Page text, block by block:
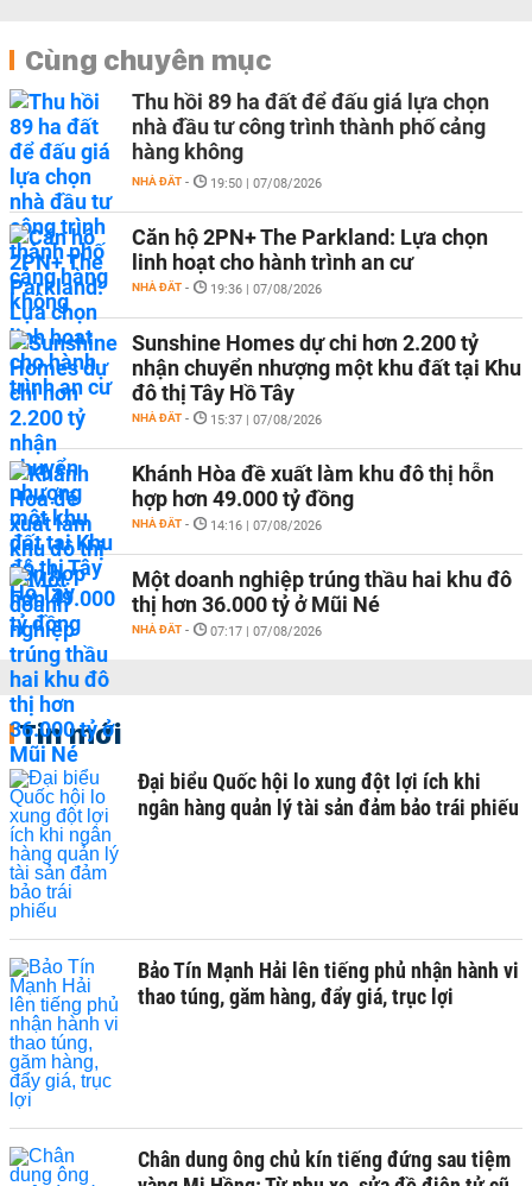
Cùng chuyên mục
Thu hồi 89 ha đất để đấu giá lựa chọn
nhà đầu tư công trình thành phố cảng
hàng không
NHÀ ĐẤT - 19:50 | 07/08/2026
Căn hộ 2PN+ The Parkland: Lựa chọn
linh hoạt cho hành trình an cư
NHÀ ĐẤT - 19:36 | 07/08/2026
Sunshine Homes dự chi hơn 2.200 tỷ
nhận chuyển nhượng một khu đất tại Khu
đô thị Tây Hồ Tây
NHÀ ĐẤT - 15:37 | 07/08/2026
Khánh Hòa đề xuất làm khu đô thị hỗn
hợp hơn 49.000 tỷ đồng
NHÀ ĐẤT - 14:16 | 07/08/2026
Một doanh nghiệp trúng thầu hai khu đô
thị hơn 36.000 tỷ ở Mũi Né
NHÀ ĐẤT - 07:17 | 07/08/2026
Tin mới
Đại biểu Quốc hội lo xung đột lợi ích khi
ngân hàng quản lý tài sản đảm bảo trái phiếu
Bảo Tín Mạnh Hải lên tiếng phủ nhận hành vi
thao túng, găm hàng, đẩy giá, trục lợi
Chân dung ông chủ kín tiếng đứng sau tiệm